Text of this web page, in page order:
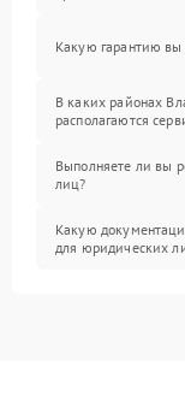
Какую гарантию вы
В каких районах
располагаются
Выполняете ли вы
лиц?
Какую
для юридических